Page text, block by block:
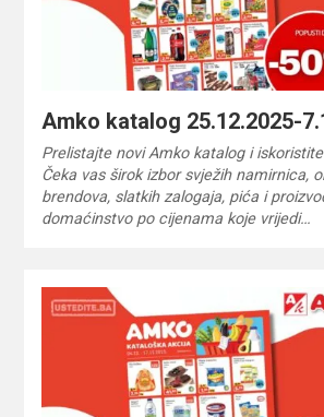
Amko katalog 25.12.2025-
Prelistajte novi Amko katalog i
Čeka vas širok izbor svježih namirnica,
brendova, slatkih zalogaja, pića i
domaćinstvo po cijenama koje vrijedi…